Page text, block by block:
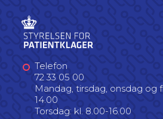
Telefon
72 33 05 00
Mandag, tirsdag, onsdag og
14.00
Torsdag: kl. 8.00-16.00